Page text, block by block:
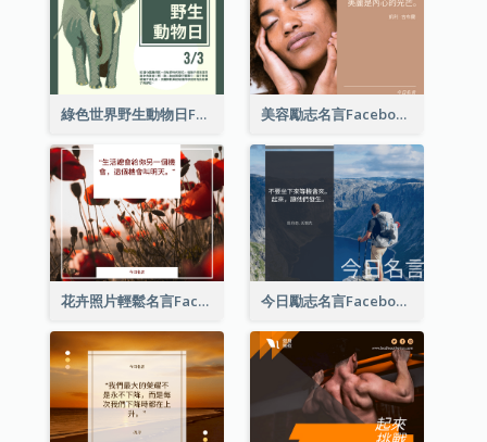
綠色世界野生動物日Facebook帖子 美容勵志名言Facebook帖子
花卉照片輕鬆名言Facebook帖子 今日勵志名言Facebook帖子